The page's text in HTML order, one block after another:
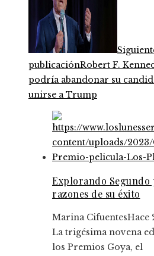
publicaciónRobert F.
podría abandonar su
unirse a Trump
Explorando Segundo
razones de su éxito
Marina CifuentesHace
La trigésima novena
los Premios Goya, el